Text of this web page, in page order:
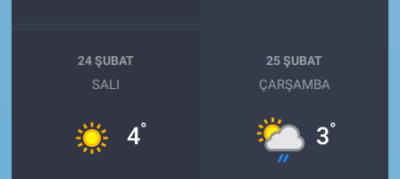
24 ŞUBAT
SALI
4°
25 ŞUBAT
ÇARŞAMBA
3°